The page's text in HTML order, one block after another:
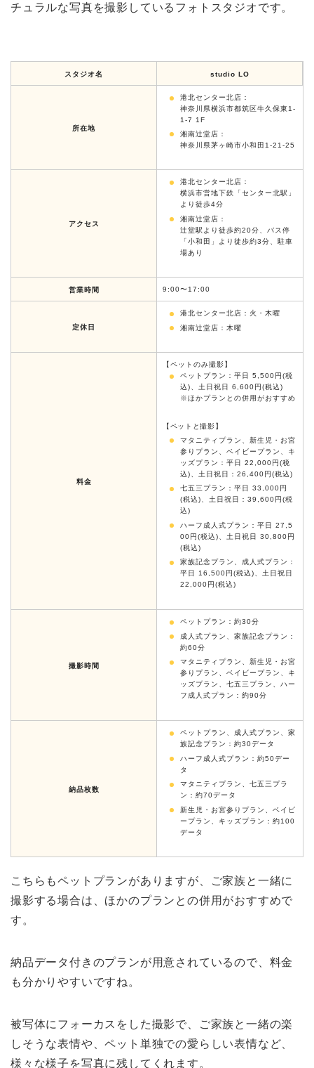
チュラルな写真を撮影しているフォトスタジオです。
スタジオ名 studio LO
所在地
港北センター北店：
神奈川県横浜市都筑区牛久保東1-
1-7 1F
湘南辻堂店：
神奈川県茅ヶ崎市小和田1-21-25
アクセス
港北センター北店：
​横浜市営地下鉄「センター北駅」
より徒歩4分
湘南辻堂店：
辻堂駅より徒歩約20分、バス停
「小和田」より徒歩約3分、駐車
場あり
営業時間 9:00〜17:00
定休日
港北センター北店：火・木曜
湘南辻堂店：木曜
料金
【ペットのみ撮影】
ペットプラン：平日 5,500円(税
込)、土日祝日 6,600円(税込)
※ほかプランとの併用がおすすめ
【ペットと撮影】
マタニティプラン、新生児・お宮
参りプラン、ベイビープラン、キ
ッズプラン：平日 22,000円(税
込)、 土日祝日：26,400円(税込)
七五三プラン：平日 33,000円
(税込)、 土日祝日：39,600円(税
込)
ハーフ成人式プラン：平日 27,5
00円(税込)、 土日祝日 30,800円
(税込)
家族記念プラン、成人式プラン：
平日 16,500円(税込)、 土日祝日
22,000円(税込)
撮影時間
ペットプラン：約30分
成人式プラン、家族記念プラン：
約60分
マタニティプラン、新生児・お宮
参りプラン、ベイビープラン、キ
ッズプラン、七五三プラン、ハー
フ成人式プラン：約90分
納品枚数
ペットプラン、成人式プラン、家
族記念プラン：約30データ
ハーフ成人式プラン：約50デー
タ
マタニティプラン、七五三プラ
ン：約70データ
新生児・お宮参りプラン、ベイビ
ープラン、キッズプラン：約100
データ
こちらもペットプランがありますが、ご家族と一緒に
撮影する場合は、ほかのプランとの併用がおすすめで
す。
納品データ付きのプランが用意されているので、料金
も分かりやすいですね。
被写体にフォーカスをした撮影で、ご家族と一緒の楽
しそうな表情や、ペット単独での愛らしい表情など、
様々な様子を写真に残してくれます。